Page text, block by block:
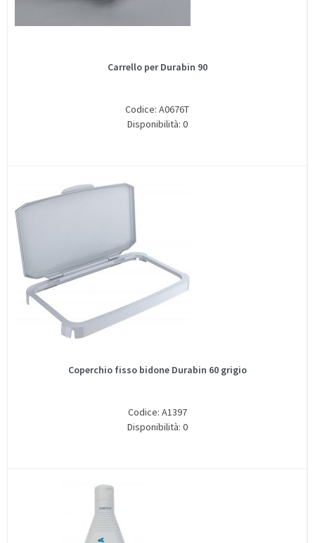
Carrello per Durabin 90
Codice: A0676T
Disponibilità: 0
Coperchio fisso bidone Durabin 60 grigio
Codice: A1397
Disponibilità: 0